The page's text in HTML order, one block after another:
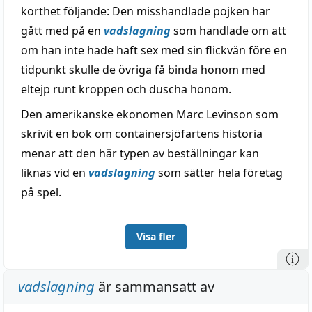
korthet följande: Den misshandlade pojken har
gått med på en vadslagningsom handlade om att
om han inte hade haft sex med sin flickvän före en
tidpunkt skulle de övriga få binda honom med
eltejp runt kroppen och duscha honom.
Den amerikanske ekonomen Marc Levinson som
skrivit en bok om containersjöfartens historia
menar att den här typen av beställningar kan
liknas vid en vadslagningsom sätter hela företag
på spel.
Visa fler
vadslagning är sammansatt av